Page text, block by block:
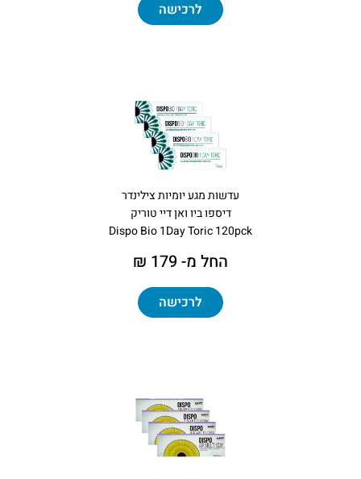
לרכישה
עדשות מגע יומיות צילינדר
דיספו ביו ואן דיי טוריק
Dispo Bio 1Day Toric 120pck
החל מ- 179 ₪
לרכישה